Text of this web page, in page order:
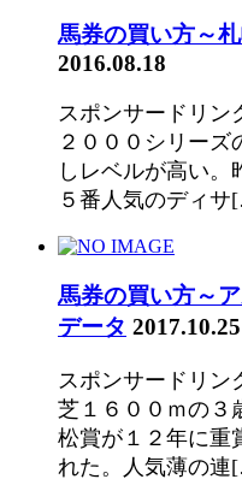
馬券の買い方～
2016.08.18
スポンサードリ
２０００シリーズ
しレベルが高い
５番人気のディ
馬券の買い方～
データ 2017.10.25
スポンサードリ
芝１６００ｍの３
松賞が１２年に重
れた。人気薄の